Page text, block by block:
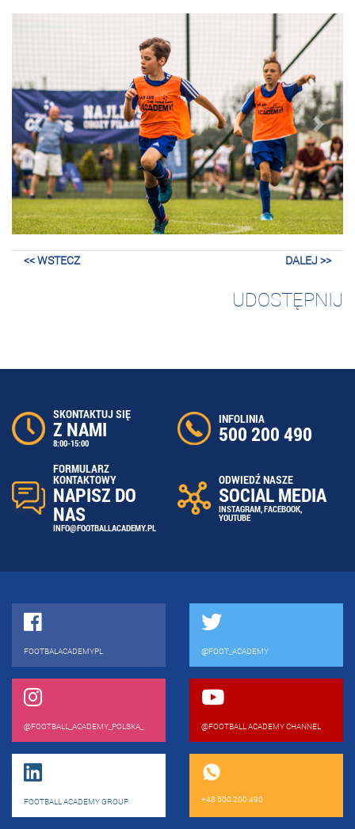
wstecz dalej
<< WSTECZ DALEJ >>
UDOSTĘPNIJ
SKONTAKTUJ SIĘ
Z NAMI
8:00-15:00
INFOLINIA
500 200 490
FORMULARZ
KONTAKTOWY
NAPISZ DO
NAS
INFO@FOOTBALLACADEMY.PL
ODWIEDŹ NASZE
SOCIAL MEDIA
INSTAGRAM,FACEBOOK,
YOUTUBE
FOOTBALACADEMYPL @FOOT_ACADEMY
@FOOTBALL_ACADEMY_POLSKA_ @FOOTBALL ACADEMY CHANNEL
FOOTBALL ACADEMY GROUP +48 500 200 490